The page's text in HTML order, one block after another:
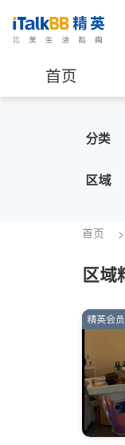
首页
分类
区域
首页
区域
精英会员